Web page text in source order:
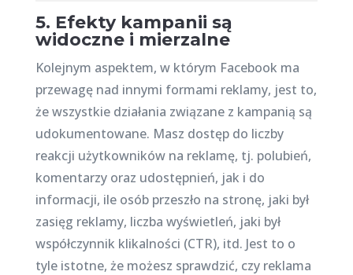
5. Efekty kampanii są
widoczne i mierzalne
Kolejnym aspektem, w którym Facebook ma
przewagę nad innymi formami reklamy, jest to,
że wszystkie działania związane z kampanią są
udokumentowane. Masz dostęp do liczby
reakcji użytkowników na reklamę, tj. polubień,
komentarzy oraz udostępnień, jak i do
informacji, ile osób przeszło na stronę, jaki był
zasięg reklamy, liczba wyświetleń, jaki był
współczynnik klikalności (CTR), itd. Jest to o
tyle istotne, że możesz sprawdzić, czy reklama